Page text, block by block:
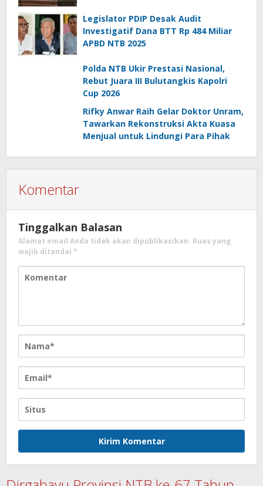
Legislator PDIP Desak Audit
Investigatif Dana BTT Rp 484 Miliar
APBD NTB 2025
Polda NTB Ukir Prestasi Nasional,
Rebut Juara III Bulutangkis Kapolri
Cup 2026
Rifky Anwar Raih Gelar Doktor Unram,
Tawarkan Rekonstruksi Akta Kuasa
Menjual untuk Lindungi Para Pihak
Komentar
Tinggalkan Balasan
Alamat email Anda tidak akan dipublikasikan. Ruas yang
wajib ditandai *